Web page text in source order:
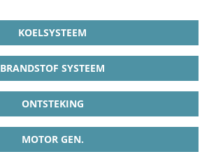
KOELSYSTEEM
BRANDSTOF SYSTEEM
ONTSTEKING
MOTOR GEN.